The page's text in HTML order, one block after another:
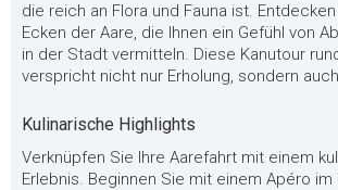
die reich an Flora und Fauna ist.
Ecken der Aare, die Ihnen ein Gefühl von
in der Stadt vermitteln. Diese Kanutour
verspricht nicht nur Erholung, sondern
Kulinarische Highlights
Verknüpfen Sie Ihre Aarefahrt mit einem
Erlebnis. Beginnen Sie mit einem Apéro im